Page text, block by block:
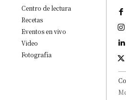
Centro de lectura
Recetas
Eventos en vivo
Video
Fotografía